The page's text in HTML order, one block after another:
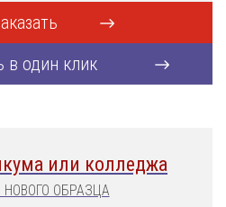
в один клик
или колледжа
НОВОГО ОБРАЗЦА